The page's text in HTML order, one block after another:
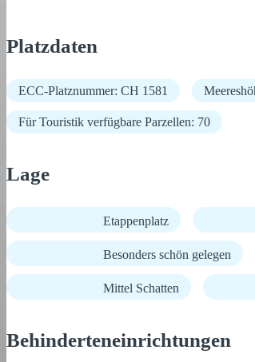
Platzdaten
ECC-Platznummer: CH 1581
Für Touristik verfügbare Parzellen: 70
Lage
Etappenplatz
Besonders schön gelegen
Mittel Schatten
Behinderteneinrichtungen